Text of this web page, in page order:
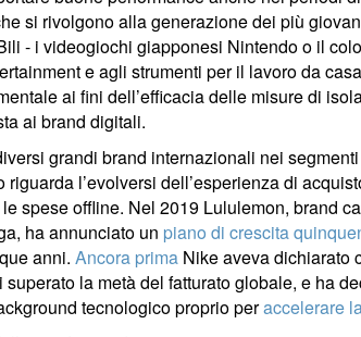
si rivolgono alla generazione dei più
- i videogiochi giapponesi Nintendo o il
e agli strumenti per il lavoro da
ai fini dell’efficacia delle misure di
ai brand digitali.
grandi brand internazionali nei
riguarda l’evolversi dell’esperienza di
spese offline. Nel 2019 Lululemon, brand
ha annunciato un piano di crescita
anni. Ancora prima Nike aveva dichiarato
la metà del fatturato globale, e ha
tecnologico proprio peraccelerare